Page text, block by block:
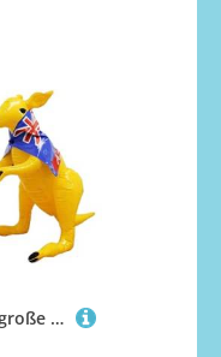
Australien-Kostüm-Set, große Aussie-Flagge und australische Korkmütze mit gelbem Kangaroo Aufdruck + aufblasbarem Kangaroo OZ Kostüm Aussie Dunee